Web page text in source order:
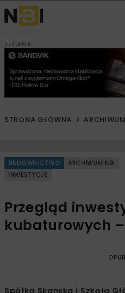
REKLAMA
STRONA GŁÓWNA
BUDOWNICTWO
ARCHIWUM NBI
INWESTYCJE
Przegląd
kubaturowych –